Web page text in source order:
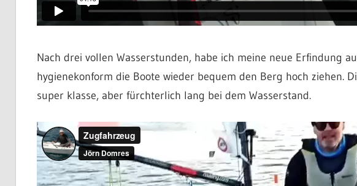
Nach drei vollen Wasserstunden, habe ich meine neue Erfindung
hygienekonform die Boote wieder bequem den Berg hoch ziehen.
super klasse, aber fürchterlich lang bei dem Wasserstand.